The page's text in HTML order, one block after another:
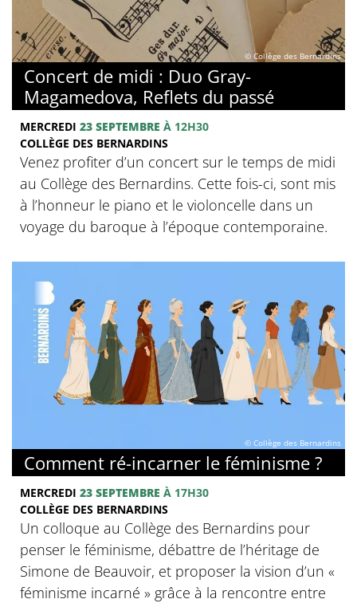
© Collège des Bernardins
Concert de midi : Duo Gray-
Magamedova, Reflets du passé
MERCREDI 23 SEPTEMBRE À 12H30
COLLÈGE DES BERNARDINS
Venez profiter d’un concert sur le temps de midi
au Collège des Bernardins. Cette fois-ci, sont mis
à l’honneur le piano et le violoncelle dans un
voyage du baroque à l’époque contemporaine.
© Collège des Bernardins
Comment ré-incarner le féminisme ?
MERCREDI 23 SEPTEMBRE À 17H30
COLLÈGE DES BERNARDINS
Un colloque au Collège des Bernardins pour
penser le féminisme, débattre de l’héritage de
Simone de Beauvoir, et proposer la vision d’un «
féminisme incarné » grâce à la rencontre entre